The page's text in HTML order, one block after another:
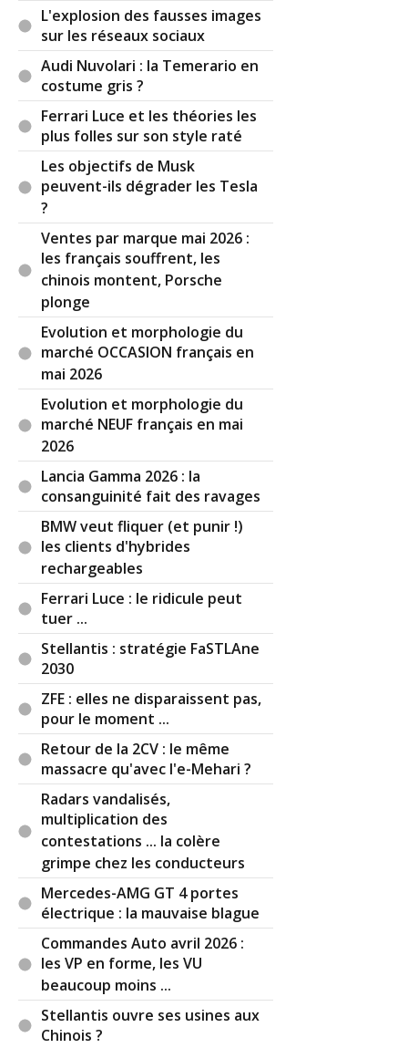
L'explosion des fausses images
sur les réseaux sociaux
Audi Nuvolari : la Temerario en
costume gris ?
Ferrari Luce et les théories les
plus folles sur son style raté
Les objectifs de Musk
peuvent-ils dégrader les Tesla
?
Ventes par marque mai 2026 :
les français souffrent, les
chinois montent, Porsche
plonge
Evolution et morphologie du
marché OCCASION français en
mai 2026
Evolution et morphologie du
marché NEUF français en mai
2026
Lancia Gamma 2026 : la
consanguinité fait des ravages
BMW veut fliquer (et punir !)
les clients d'hybrides
rechargeables
Ferrari Luce : le ridicule peut
tuer ...
Stellantis : stratégie FaSTLAne
2030
ZFE : elles ne disparaissent pas,
pour le moment ...
Retour de la 2CV : le même
massacre qu'avec l'e-Mehari ?
Radars vandalisés,
multiplication des
contestations ... la colère
grimpe chez les conducteurs
Mercedes-AMG GT 4 portes
électrique : la mauvaise blague
Commandes Auto avril 2026 :
les VP en forme, les VU
beaucoup moins ...
Stellantis ouvre ses usines aux
Chinois ?